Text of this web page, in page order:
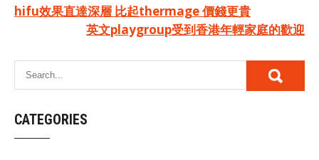
Post
navigation
hifu效果直達深層 比起thermage 價錢更貴
英文playgroup受到香港年輕家庭的歡迎
CATEGORIES